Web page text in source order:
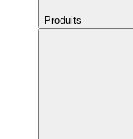
Produits